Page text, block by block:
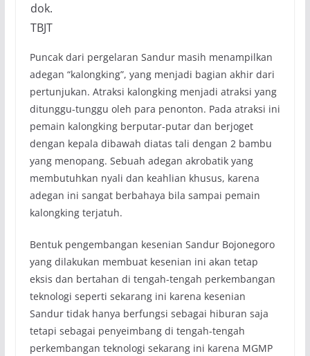
dok.
TBJT
Puncak dari pergelaran Sandur masih menampilkan
adegan “kalongking”, yang menjadi bagian akhir dari
pertunjukan. Atraksi kalongking menjadi atraksi yang
ditunggu-tunggu oleh para penonton. Pada atraksi ini
pemain kalongking berputar-putar dan berjoget
dengan kepala dibawah diatas tali dengan 2 bambu
yang menopang. Sebuah adegan akrobatik yang
membutuhkan nyali dan keahlian khusus, karena
adegan ini sangat berbahaya bila sampai pemain
kalongking terjatuh.
Bentuk pengembangan kesenian Sandur Bojonegoro
yang dilakukan membuat kesenian ini akan tetap
eksis dan bertahan di tengah-tengah perkembangan
teknologi seperti sekarang ini karena kesenian
Sandur tidak hanya berfungsi sebagai hiburan saja
tetapi sebagai penyeimbang di tengah-tengah
perkembangan teknologi sekarang ini karena MGMP